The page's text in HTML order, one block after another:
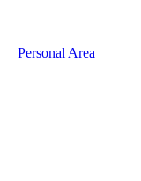
Personal Area